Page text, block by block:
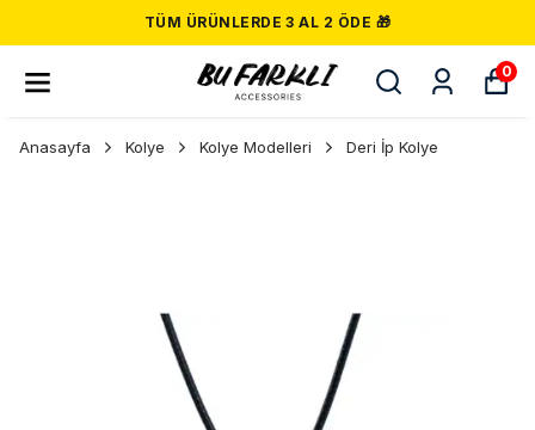
TÜM ÜRÜNLERDE 3 AL 2 ÖDE 🎁
0
Anasayfa Kolye Kolye Modelleri Deri İp Kolye